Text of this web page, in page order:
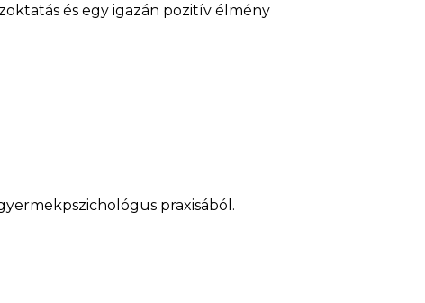
és egy igazán pozitív élmény
praxisából.